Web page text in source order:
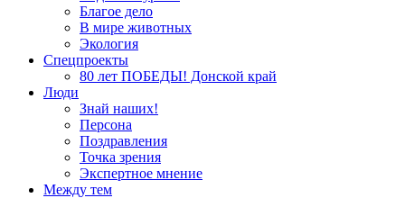
Благое дело
В мире животных
Экология
Спецпроекты
80 лет ПОБЕДЫ! Донской край
Люди
Знай наших!
Персона
Поздравления
Точка зрения
Экспертное мнение
Между тем